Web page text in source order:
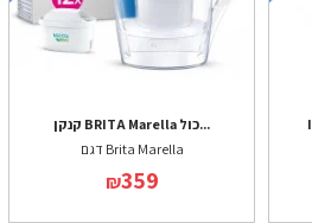
קנקן BRITA Marella כול...
דגם Brita Marella
₪359